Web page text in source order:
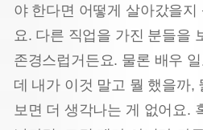
야 한다면 어떻게 살아갔을지
요. 다른 직업을 가진 분들을
존경스럽거든요. 물론 배우
데 내가 이것 말고 뭘 했을까,
보면 더 생각나는 게 없어요.